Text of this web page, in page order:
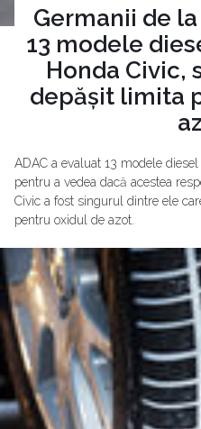
Germanii de
13 modele
Honda Civic,
depășit limita
ADAC a evaluat 13 modele
pentru a vedea dacă acestea
Civic a fost singurul dintre ele
pentru oxidul de azot.